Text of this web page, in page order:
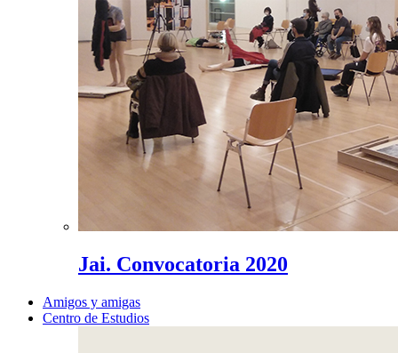
Jai. Convocatoria 2020
Amigos y amigas
Centro de Estudios